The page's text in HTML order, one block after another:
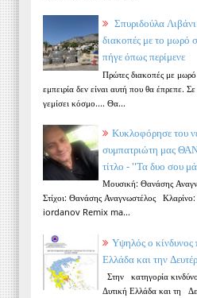
Σπυριδούλα
διακοπές με το μωρό
πήγε όπως περίμενε
Πρώτες διακοπές με
εμπειρία δεν είναι αυτή που θα έπρεπε.
γεμίσει κόσμο.... Θα...
Κυκλοφόρησε του
συμπατριώτη μας
τίτλο - ''Τα δυο σου
Μουσική: Θανάσης
Στίχοι: Θανάσης Αναγνωστέλος
iordanov Remix ma...
Υψηλός ο κίνδυνος
Ελλάδα και την
Στην κατηγορία
Δυτική Ελλάδα και τη